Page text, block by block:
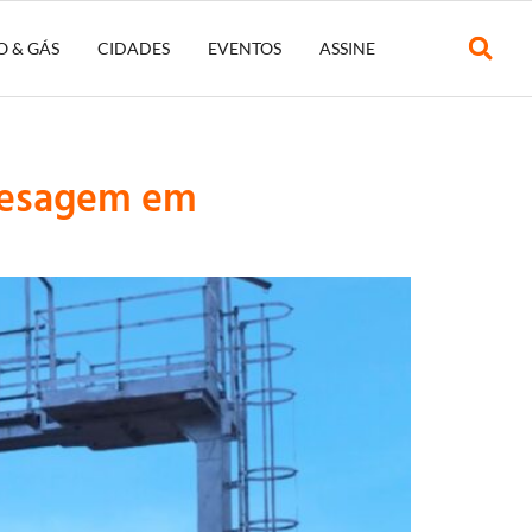
& GÁS CIDADES EVENTOS ASSINE
em